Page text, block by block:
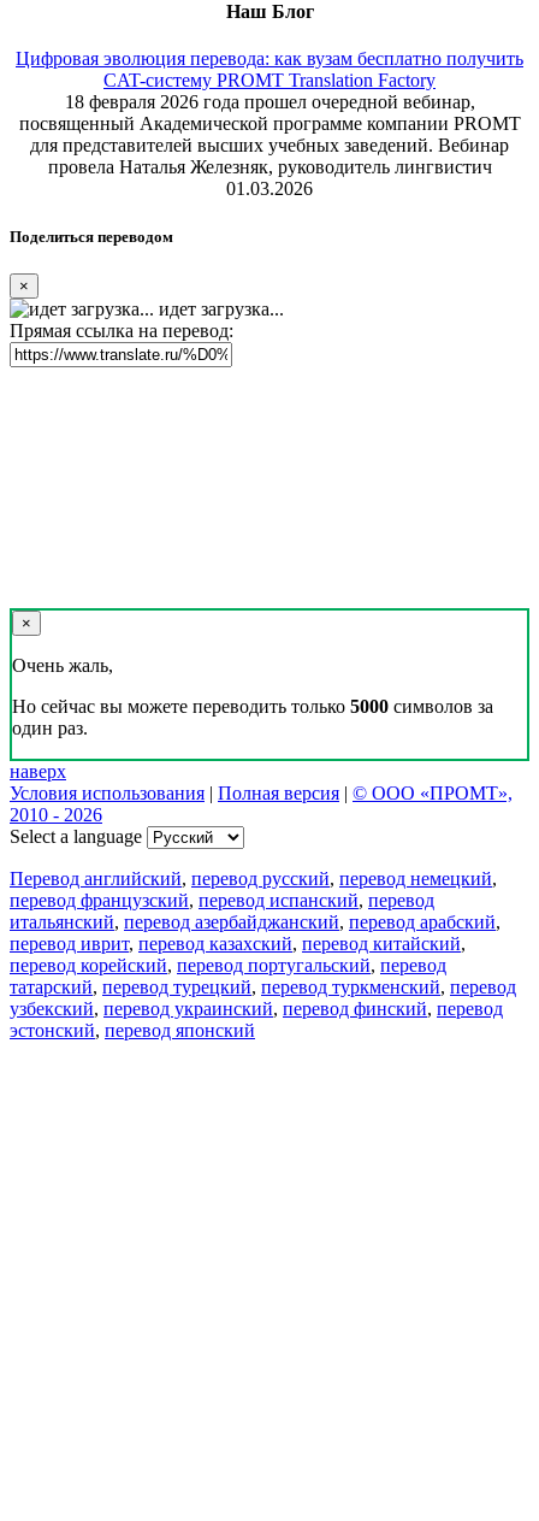
Наш Блог
Цифровая эволюция перевода: как вузам бесплатно получить
CAT-систему PROMT Translation Factory
18 февраля 2026 года прошел очередной вебинар,
посвященный Академической программе компании PROMT
для представителей высших учебных заведений. Вебинар
провела Наталья Железняк, руководитель лингвистич
01.03.2026
Поделиться переводом
×
идет загрузка...
Прямая ссылка на перевод:
×
Очень жаль,
Но сейчас вы можете переводить только 5000 символов за
один раз.
наверх
Условия использования | Полная версия | © ООО «ПРОМТ»,
2010 - 2026
Select a language
Перевод английский, перевод русский, перевод немецкий,
перевод французский, перевод испанский, перевод
итальянский, перевод азербайджанский, перевод арабский,
перевод иврит, перевод казахский, перевод китайский,
перевод корейский, перевод португальский, перевод
татарский, перевод турецкий, перевод туркменский, перевод
узбекский, перевод украинский, перевод финский, перевод
эстонский, перевод японский